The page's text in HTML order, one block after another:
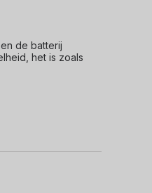
de batterij
het is zoals